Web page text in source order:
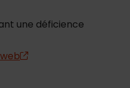
une déficience